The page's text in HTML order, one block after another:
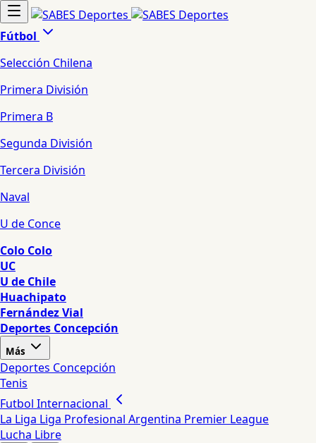
Fútbol
Selección Chilena
Primera División
Primera B
Segunda División
Tercera División
Naval
U de Conce
Colo Colo
UC
U de Chile
Huachipato
Fernández Vial
Deportes Concepción
Más
Deportes Concepción
Tenis
Futbol Internacional
La Liga Liga Profesional Argentina Premier League
Lucha Libre